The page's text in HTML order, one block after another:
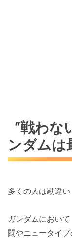
“戦わな
ンダムは
多くの人は勘違い
ガンダムにおい
闘やニュータイプ